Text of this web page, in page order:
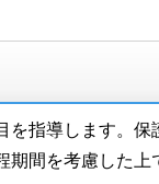
指導します。保
間を考慮した上